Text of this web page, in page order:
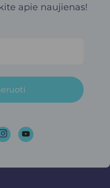
apie naujienas!